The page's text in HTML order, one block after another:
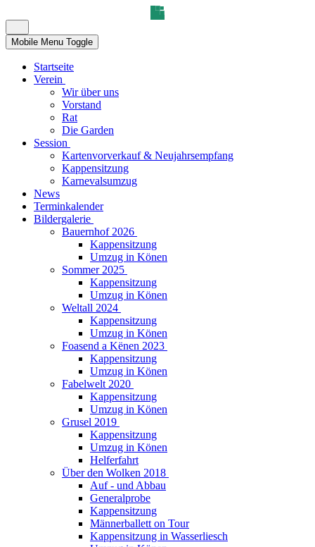
Mobile Menu Toggle
Startseite
Verein
Wir über uns
Vorstand
Rat
Die Garden
Session
Kartenvorverkauf & Neujahrsempfang
Kappensitzung
Karnevalsumzug
News
Terminkalender
Bildergalerie
Bauernhof 2026
Kappensitzung
Umzug in Könen
Sommer 2025
Kappensitzung
Umzug in Könen
Weltall 2024
Kappensitzung
Umzug in Könen
Foasend a Kënen 2023
Kappensitzung
Umzug in Könen
Fabelwelt 2020
Kappensitzung
Umzug in Könen
Grusel 2019
Kappensitzung
Umzug in Könen
Helferfahrt
Über den Wolken 2018
Auf - und Abbau
Generalprobe
Kappensitzung
Männerballett on Tour
Kappensitzung in Wasserliesch